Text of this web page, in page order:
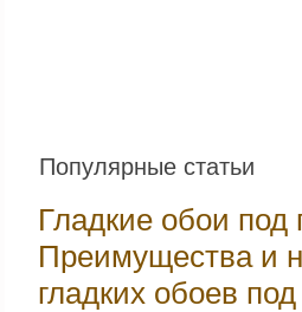
Популярные статьи
Гладкие обои под
Преимущества и
гладких обоев